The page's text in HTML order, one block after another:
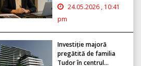
24.05.2026 , 10:41
pm
Investiție majoră
pregătită de familia
Tudor în centrul...